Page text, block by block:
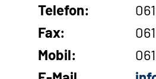
Telefon:
Fax:
Mobil: